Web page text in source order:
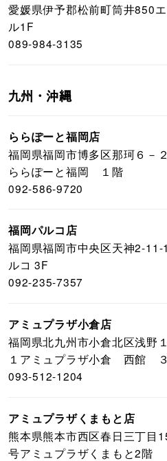
愛媛県伊予郡松前町筒井850
ル1F
089-984-3135
九州・沖縄
ららぽーと福岡店
福岡県福岡市博多区那珂６－
ららぽーと福岡 １階
092-586-9720
福岡パルコ店
福岡県福岡市中央区天神2-11-
ルコ 3F
092-235-7357
アミュプラザ小倉店
福岡県北九州市小倉北区浅野
１アミュプラザ小倉 西館
093-512-1204
アミュプラザくまもと店
熊本県熊本市西区春日三丁目
号アミュプラザくまもと2階